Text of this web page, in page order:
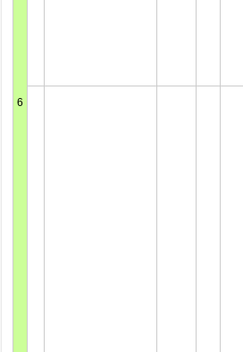
6